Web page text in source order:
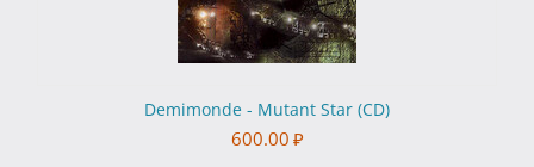
Demimonde - Mutant Star (CD)
600.00 ₽